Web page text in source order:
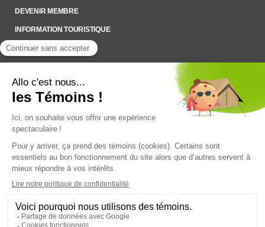
DEVENIR MEMBRE
INFORMATION TOURISTIQUE
Inscrivez-vous à notre Infolettre